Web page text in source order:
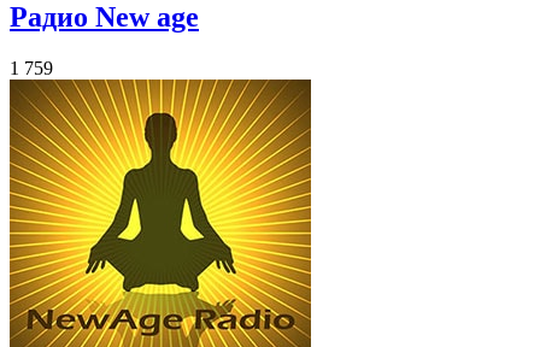
Радио New age
1 759